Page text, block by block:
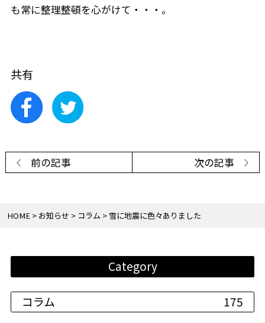
Category
コラム 175
HOME お知らせ コラム 雪に地震に色々ありました
も常に整理整頓を心がけて・・・。
共有
前の記事 次の記事